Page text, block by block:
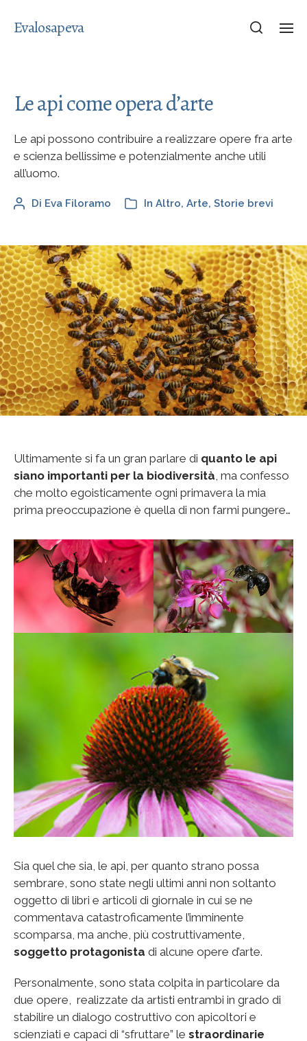
Evalosapeva
Le api come opera d’arte
Le api possono contribuire a realizzare opere fra arte
e scienza bellissime e potenzialmente anche utili
all’uomo.
Di Eva Filoramo In Altro, Arte, Storie brevi
Ultimamente si fa un gran parlare di quanto le api
siano importanti per la biodiversità, ma confesso
che molto egoisticamente ogni primavera la mia
prima preoccupazione è quella di non farmi pungere…
Sia quel che sia, le api, per quanto strano possa
sembrare, sono state negli ultimi anni non soltanto
oggetto di libri e articoli di giornale in cui se ne
commentava catastroficamente l’imminente
scomparsa, ma anche, più costruttivamente,
soggetto protagonista di alcune opere d’arte.
Personalmente, sono stata colpita in particolare da
due opere, realizzate da artisti entrambi in grado di
stabilire un dialogo costruttivo con apicoltori e
scienziati e capaci di “sfruttare” le straordinarie